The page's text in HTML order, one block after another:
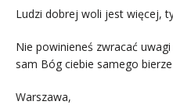
Ludzi dobrej woli jest więcej,
Nie powinieneś zwracać
sam Bóg ciebie samego
Warszawa,